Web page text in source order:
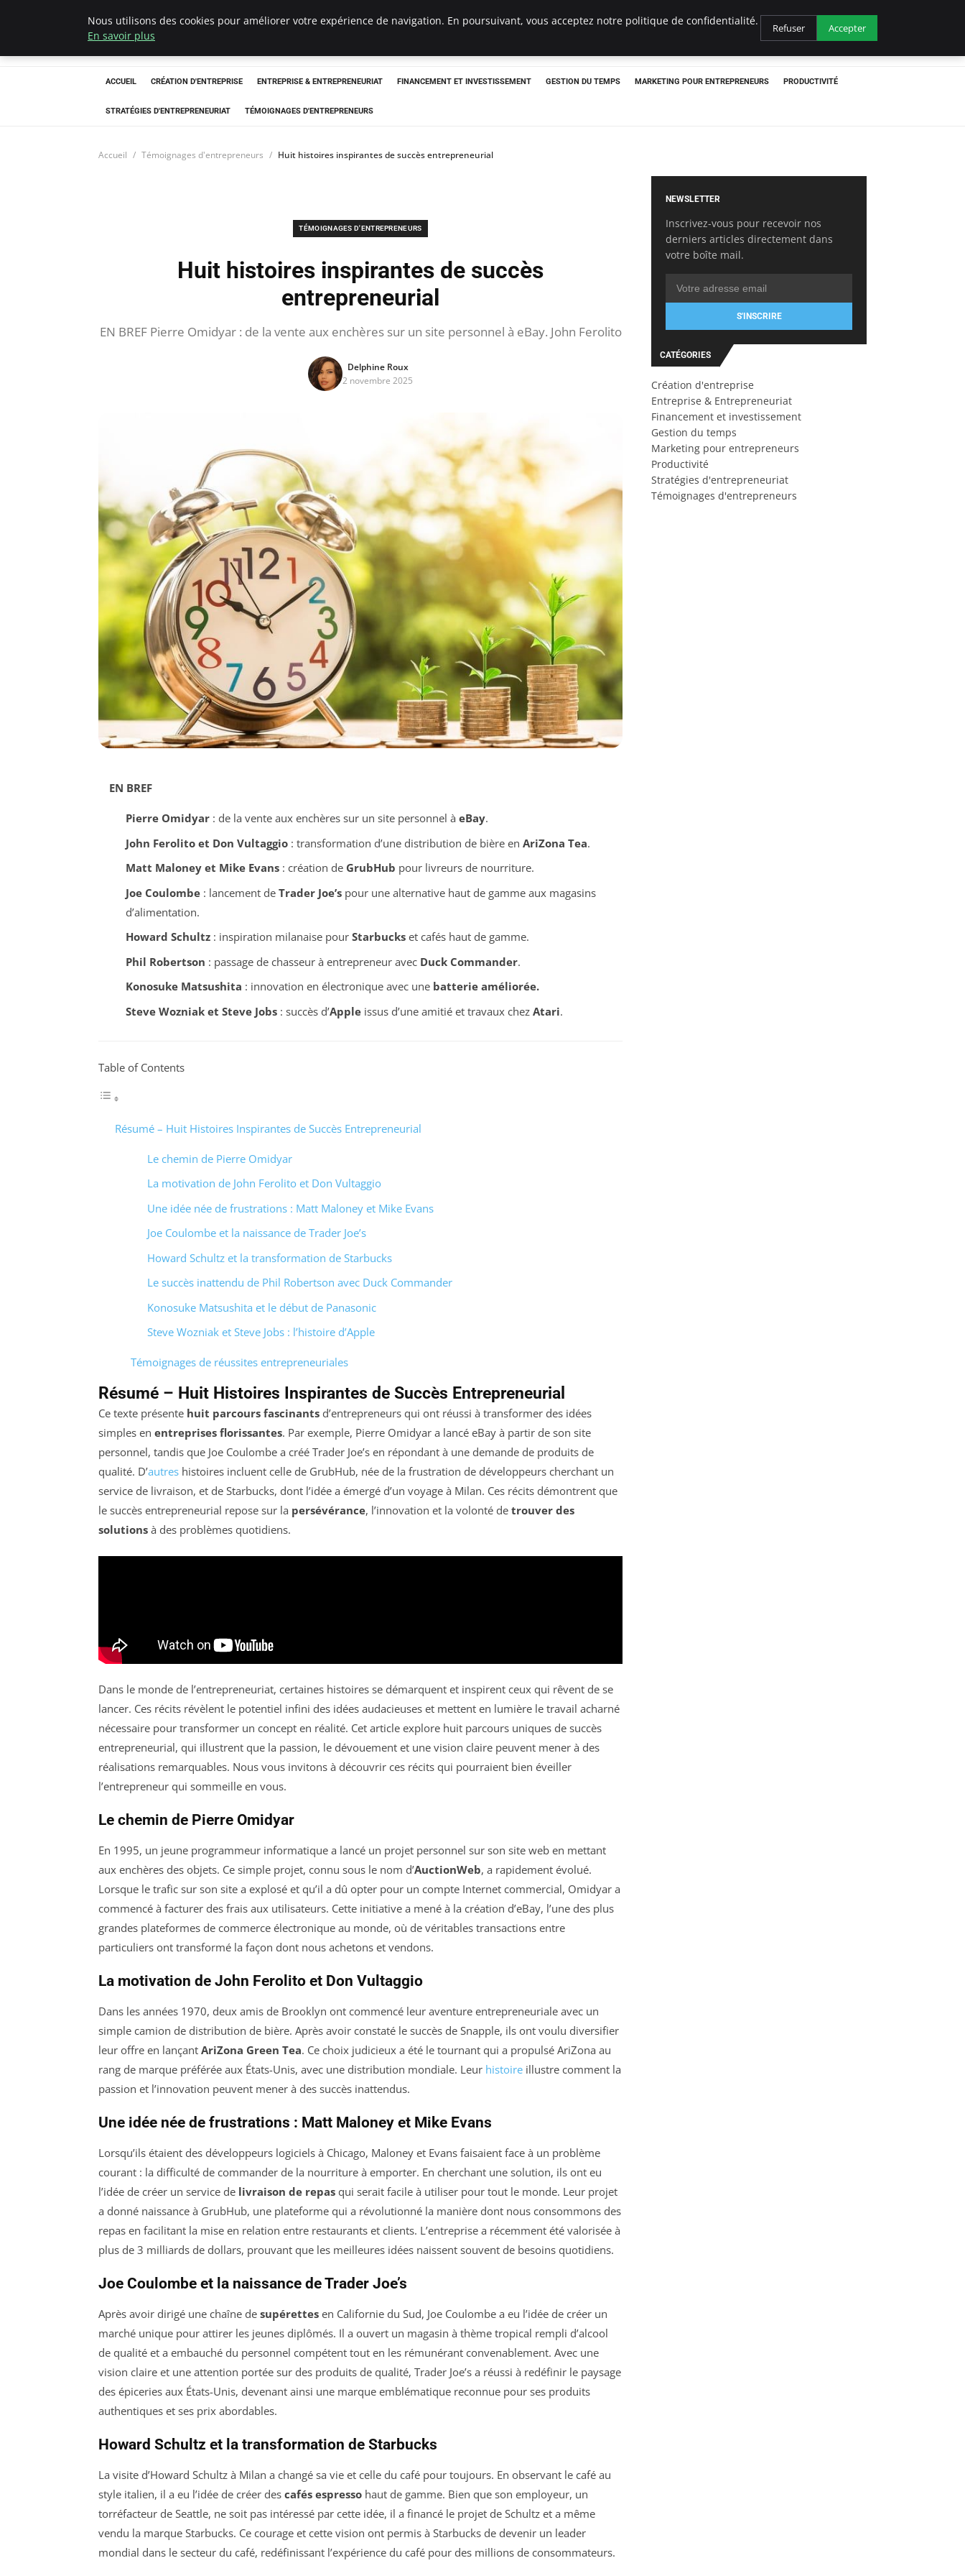
LECFCM
ACCUEIL CRÉATION D'ENTREPRISE ENTREPRISE & ENTREPRENEURIAT FINANCEMENT ET INVESTISSEMENT GESTION DU TEMPS MARKETING POUR ENTREPRENEURS PRODUCTIVITÉ
STRATÉGIES D'ENTREPRENEURIAT TÉMOIGNAGES D'ENTREPRENEURS
Accueil Témoignages d'entrepreneurs Huit histoires inspirantes de succès entrepreneurial
TÉMOIGNAGES D'ENTREPRENEURS
Huit histoires inspirantes de succès
entrepreneurial
EN BREF Pierre Omidyar : de la vente aux enchères sur un site personnel à eBay. John Ferolito
Delphine Roux
2 novembre 2025
EN BREF
Pierre Omidyar: de la vente aux enchères sur un site personnel à eBay.
John Ferolito et Don Vultaggio: transformation d’une distribution de bière en AriZona Tea.
Matt Maloney et Mike Evans: création de GrubHub pour livreurs de nourriture.
Joe Coulombe: lancement de Trader Joe’spour une alternative haut de gamme aux magasins
d’alimentation.
Howard Schultz: inspiration milanaise pour Starbuckset cafés haut de gamme.
Phil Robertson : passage de chasseur à entrepreneur avec Duck Commander.
Konosuke Matsushita : innovation en électronique avec une batterie améliorée.
Steve Wozniak et Steve Jobs: succès d’Appleissus d’une amitié et travaux chez Atari.
Table of Contents
Résumé – Huit Histoires Inspirantes de Succès Entrepreneurial
Le chemin de Pierre Omidyar
La motivation de John Ferolito et Don Vultaggio
Une idée née de frustrations : Matt Maloney et Mike Evans
Joe Coulombe et la naissance de Trader Joe’s
Howard Schultz et la transformation de Starbucks
Le succès inattendu de Phil Robertson avec Duck Commander
Konosuke Matsushita et le début de Panasonic
Steve Wozniak et Steve Jobs : l’histoire d’Apple
Témoignages de réussites entrepreneuriales
Résumé – Huit Histoires Inspirantes de Succès Entrepreneurial
Ce texte présente huit parcours fascinants d’entrepreneurs qui ont réussi à transformer des idées
simples en entreprises florissantes. Par exemple, Pierre Omidyar a lancé eBay à partir de son site
personnel, tandis que Joe Coulombe a créé Trader Joe’s en répondant à une demande de produits de
qualité. D’autres histoires incluent celle de GrubHub, née de la frustration de développeurs cherchant un
service de livraison, et de Starbucks, dont l’idée a émergé d’un voyage à Milan. Ces récits démontrent que
le succès entrepreneurial repose sur la persévérance, l’innovation et la volonté de trouver des
solutions à des problèmes quotidiens.
Dans le monde de l’entrepreneuriat, certaines histoires se démarquent et inspirent ceux qui rêvent de se
lancer. Ces récits révèlent le potentiel infini des idées audacieuses et mettent en lumière le travail acharné
nécessaire pour transformer un concept en réalité. Cet article explore huit parcours uniques de succès
entrepreneurial, qui illustrent que la passion, le dévouement et une vision claire peuvent mener à des
réalisations remarquables. Nous vous invitons à découvrir ces récits qui pourraient bien éveiller
l’entrepreneur qui sommeille en vous.
Le chemin de Pierre Omidyar
En 1995, un jeune programmeur informatique a lancé un projet personnel sur son site web en mettant
aux enchères des objets. Ce simple projet, connu sous le nom d’AuctionWeb, a rapidement évolué.
Lorsque le trafic sur son site a explosé et qu’il a dû opter pour un compte Internet commercial, Omidyar a
commencé à facturer des frais aux utilisateurs. Cette initiative a mené à la création d’eBay, l’une des plus
grandes plateformes de commerce électronique au monde, où de véritables transactions entre
particuliers ont transformé la façon dont nous achetons et vendons.
La motivation de John Ferolito et Don Vultaggio
Dans les années 1970, deux amis de Brooklyn ont commencé leur aventure entrepreneuriale avec un
simple camion de distribution de bière. Après avoir constaté le succès de Snapple, ils ont voulu diversifier
leur offre en lançant AriZona Green Tea. Ce choix judicieux a été le tournant qui a propulsé AriZona au
rang de marque préférée aux États-Unis, avec une distribution mondiale. Leur histoire illustre comment la
passion et l’innovation peuvent mener à des succès inattendus.
Une idée née de frustrations : Matt Maloney et Mike Evans
Lorsqu’ils étaient des développeurs logiciels à Chicago, Maloney et Evans faisaient face à un problème
courant : la difficulté de commander de la nourriture à emporter. En cherchant une solution, ils ont eu
l’idée de créer un service de livraison de repas qui serait facile à utiliser pour tout le monde. Leur projet
a donné naissance à GrubHub, une plateforme qui a révolutionné la manière dont nous consommons des
repas en facilitant la mise en relation entre restaurants et clients. L’entreprise a récemment été valorisée à
plus de 3 milliards de dollars, prouvant que les meilleures idées naissent souvent de besoins quotidiens.
Joe Coulombe et la naissance de Trader Joe’s
Après avoir dirigé une chaîne de supérettes en Californie du Sud, Joe Coulombe a eu l’idée de créer un
marché unique pour attirer les jeunes diplômés. Il a ouvert un magasin à thème tropical rempli d’alcool
de qualité et a embauché du personnel compétent tout en les rémunérant convenablement. Avec une
vision claire et une attention portée sur des produits de qualité, Trader Joe’s a réussi à redéfinir le paysage
des épiceries aux États-Unis, devenant ainsi une marque emblématique reconnue pour ses produits
authentiques et ses prix abordables.
Howard Schultz et la transformation de Starbucks
La visite d’Howard Schultz à Milan a changé sa vie et celle du café pour toujours. En observant le café au
style italien, il a eu l’idée de créer des cafés espresso haut de gamme. Bien que son employeur, un
torréfacteur de Seattle, ne soit pas intéressé par cette idée, il a financé le projet de Schultz et a même
vendu la marque Starbucks. Ce courage et cette vision ont permis à Starbucks de devenir un leader
mondial dans le secteur du café, redéfinissant l’expérience du café pour des millions de consommateurs.
NEWSLETTER
Inscrivez-vous pour recevoir nos
derniers articles directement dans
votre boîte mail.
S'INSCRIRE
CATÉGORIES
Création d'entreprise
Entreprise & Entrepreneuriat
Financement et investissement
Gestion du temps
Marketing pour entrepreneurs
Productivité
Stratégies d'entrepreneuriat
Témoignages d'entrepreneurs
Nous utilisons des cookies pour améliorer votre expérience de navigation. En poursuivant, vous acceptez notre politique de confidentialité.
En savoir plus
Refuser Accepter